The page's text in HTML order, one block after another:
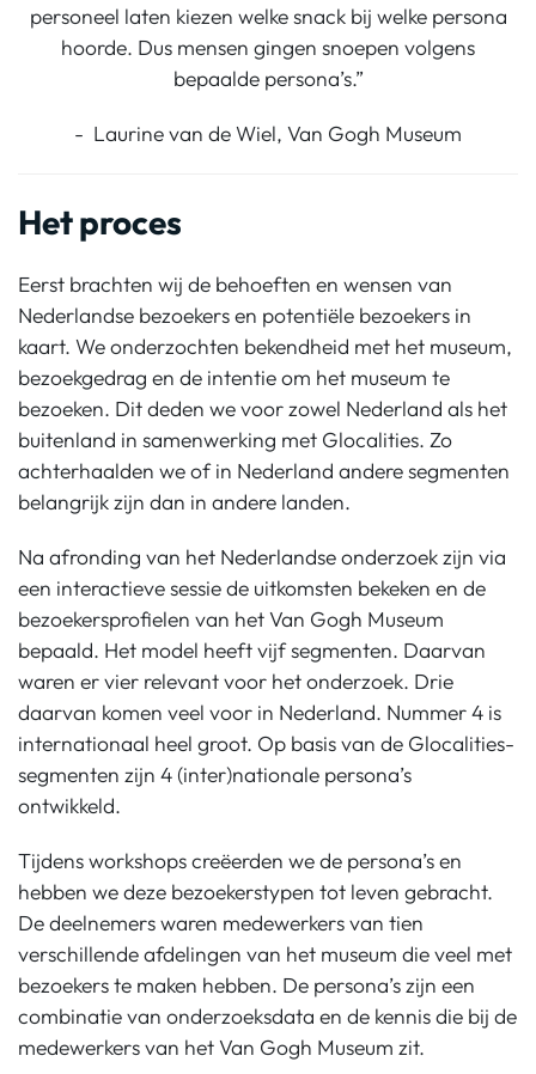
personeel laten kiezen welke snack bij welke persona
hoorde. Dus mensen gingen snoepen volgens
bepaalde persona’s.”
- Laurine van de Wiel, Van Gogh Museum
Het proces
Eerst brachten wij de behoeften en wensen van
Nederlandse bezoekers en potentiële bezoekers in
kaart. We onderzochten bekendheid met het museum,
bezoekgedrag en de intentie om het museum te
bezoeken. Dit deden we voor zowel Nederland als het
buitenland in samenwerking met Glocalities. Zo
achterhaalden we of in Nederland andere segmenten
belangrijk zijn dan in andere landen.
Na afronding van het Nederlandse onderzoek zijn via
een interactieve sessie de uitkomsten bekeken en de
bezoekersprofielen van het Van Gogh Museum
bepaald. Het model heeft vijf segmenten. Daarvan
waren er vier relevant voor het onderzoek. Drie
daarvan komen veel voor in Nederland. Nummer 4 is
internationaal heel groot. Op basis van de Glocalities-
segmenten zijn 4 (inter)nationale persona’s
ontwikkeld.
Tijdens workshops creëerden we de persona’s en
hebben we deze bezoekerstypen tot leven gebracht.
De deelnemers waren medewerkers van tien
verschillende afdelingen van het museum die veel met
bezoekers te maken hebben. De persona’s zijn een
combinatie van onderzoeksdata en de kennis die bij de
medewerkers van het Van Gogh Museum zit.